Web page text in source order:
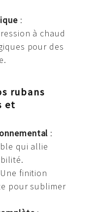
:
à chaud
pour des
rubans
et
:
qui allie
finition
pour sublimer